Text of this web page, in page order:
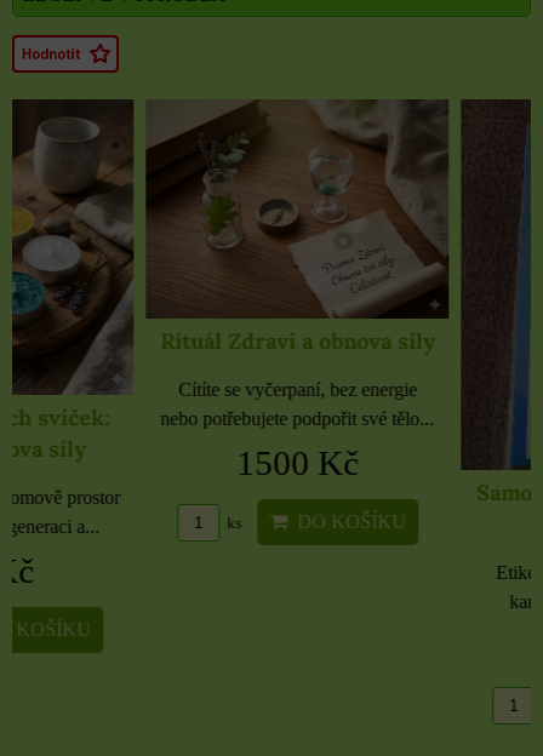
Rituál Zdraví a obnova síly
Cítíte se vyčerpaní, bez energie
nebo potřebujete podpořit své tělo...
DO KOŠÍKU
Samolepky černé
Etikety pro
kancelář 6 použitých
DO